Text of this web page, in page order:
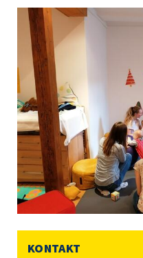
KONTAKT